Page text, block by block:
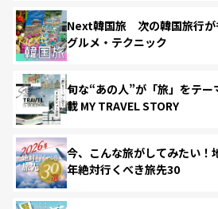
Next韓国旅 次の韓国旅行が
グルメ・テクニック
旬な“あの人”が「旅」をテ
載 MY TRAVEL STORY
今、こんな旅がしてみたい！
年絶対行くべき旅先30